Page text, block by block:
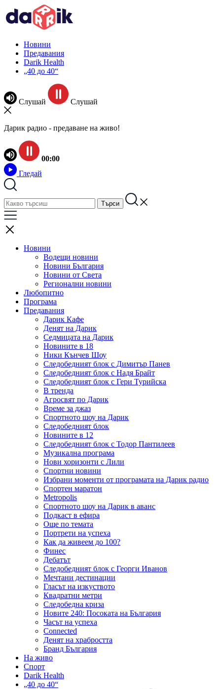
Новини
Предавания
Darik Health
„40 до 40“
Слушай Слушай
Дарик радио - предаване на живо!
00:00
Гледай
Новини
Водещи новини
Новини България
Новини от Света
Регионални новини
Любопитно
Програма
Предавания
Дарик Кафе
Денят на Дарик
Седмицата на Дарик
Новините в 18
Ники Кънчев Шоу
Следобедният блок с Димитър Панев
Следобедният блок с Надя Брайт
Следобедният блок с Гери Турийска
В тренда
Агросвят по Дарик
Време за джаз
Спортното шоу на Дарик
Следобедният блок
Новините в 12
Следобедният блок с Тодор Пантилеев
Музикална програма
Нови хоризонти с Лили
Спортни новини
Избрани моменти от програмата на Дарик радио
Спортен маратон
Metropolis
Спортното шоу на Дарик в аванс
Подкаст в ефира
Още по темата
Портрети на успеха
Как да живеем до 100?
Финес
Дебатът
Следобедният блок с Георги Иванов
Мечтани дестинации
Гласът на изкуството
Квадратни метри
Следобедна криза
Новите 240: Посоката на България
Часът на успеха
Connected
Денят на храбростта
Бранд България
На живо
Спорт
Darik Health
„40 до 40“